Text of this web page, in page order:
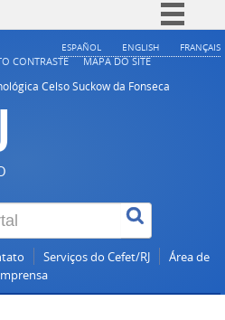
Simplifique!
ESPAÑOL ENGLISH FRANÇAIS
CONTRASTE
MAPA DO SITE
Celso Suckow da Fonseca
Serviços do Cefet/RJ
Área de